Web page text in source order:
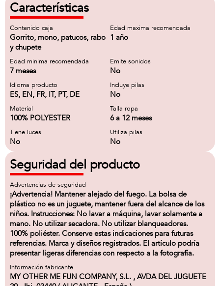
Características
Contenido caja
Gorrito, mono, patucos, rabo
y chupete
Edad maxima recomendada
1 año
Edad minima recomendada
7 meses
Emite sonidos
No
Idioma producto
ES, EN, FR, IT, PT, DE
Incluye pilas
No
Material
100% POLYESTER
Talla ropa
6 a 12 meses
Tiene luces
No
Utiliza pilas
No
Seguridad del producto
Advertencias de seguridad
¡Advertencia! Mantener alejado del fuego. La bolsa de
plástico no es un juguete, mantener fuera del alcance de los
niños. Instrucciones: No lavar a máquina, lavar solamente a
mano. No utilizar secadora. No utilizar blanqueadores.
100% poliéster. Conserve estas indicaciones para futuras
referencias. Marca y diseños registrados. El artículo podría
presentar ligeras diferencias con respecto a la fotografía.
Información fabricante
MY OTHER ME FUN COMPANY, S.L. , AVDA DEL JUGUETE